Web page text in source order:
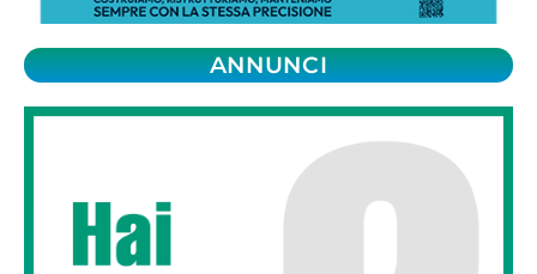
ANNUNCI